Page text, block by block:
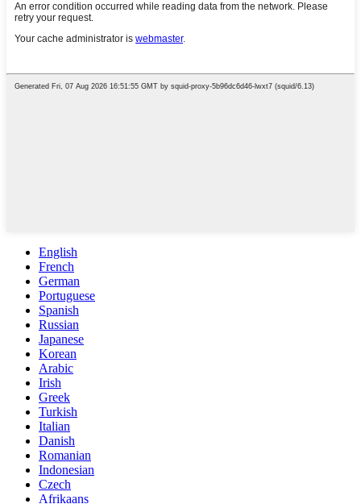
English
French
German
Portuguese
Spanish
Russian
Japanese
Korean
Arabic
Irish
Greek
Turkish
Italian
Danish
Romanian
Indonesian
Czech
Afrikaans